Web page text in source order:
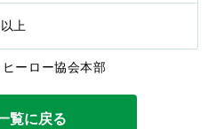
上
ーロー協会本部
覧に戻る